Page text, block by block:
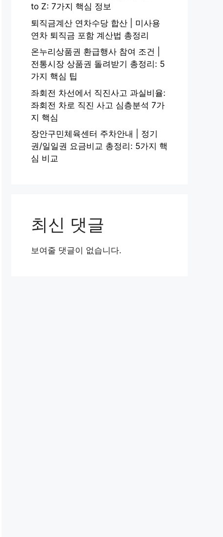
to Z: 7가지 핵심 정보
퇴직금계산 연차수당 합산 | 미사용
연차 퇴직금 포함 계산법 총정리
온누리상품권 환급행사 참여 조건 |
전통시장 상품권 돌려받기 총정리: 5
가지 핵심 팁
좌회전 차선에서 직진사고 과실비율:
좌회전 차로 직진 사고 심층분석 7가
지 핵심
장안구민체육센터 주차안내 | 정기
권/일일권 요금비교 총정리: 5가지 핵
심 비교
최신 댓글
보여줄 댓글이 없습니다.